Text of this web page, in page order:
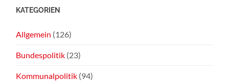
KATEGORIEN
Allgemein (126)
Bundespolitik (23)
Kommunalpolitik (94)